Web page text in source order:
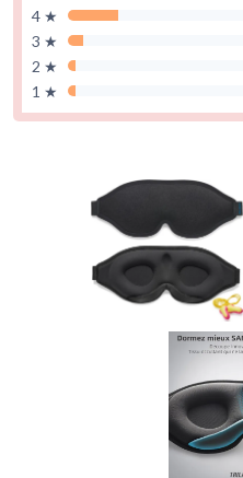
4 ★
3 ★
2 ★
1 ★